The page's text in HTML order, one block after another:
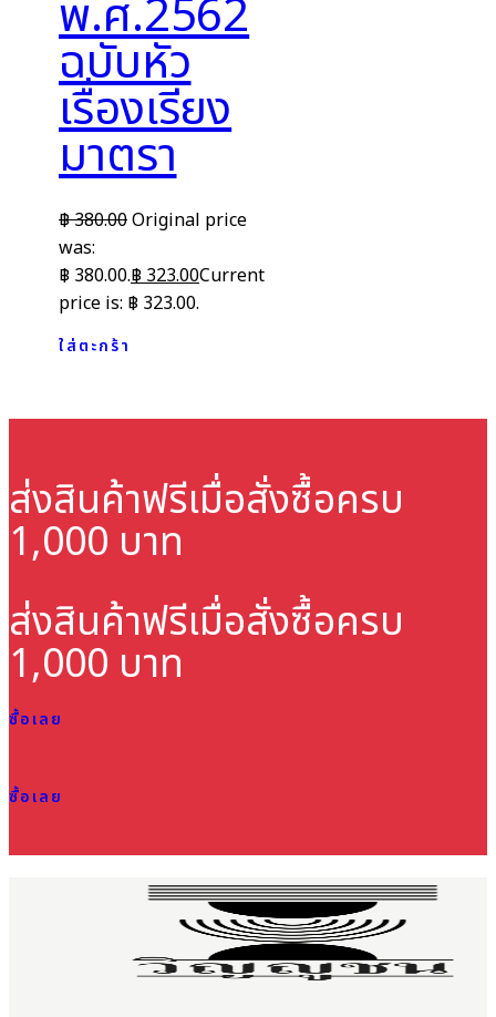
พ.ศ.2562
ฉบับหัว
เรื่องเรียง
มาตรา
฿380.00Original price
was:
฿ 380.00.฿323.00Current
price is: ฿ 323.00.
ใส่ตะกร้า
ส่งสินค้าฟรีเมื่อสั่งซื้อครบ
1,000 บาท
ส่งสินค้าฟรีเมื่อสั่งซื้อครบ
1,000 บาท
ซื้อเลย
ซื้อเลย